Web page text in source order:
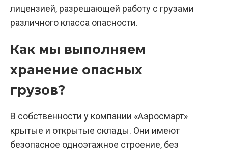
лицензией, разрешающей работу с грузами
различного класса опасности.
Как мы выполняем
хранение опасных
грузов?
В собственности у компании «Аэросмарт»
крытые и открытые склады. Они имеют
безопасное одноэтажное строение, без